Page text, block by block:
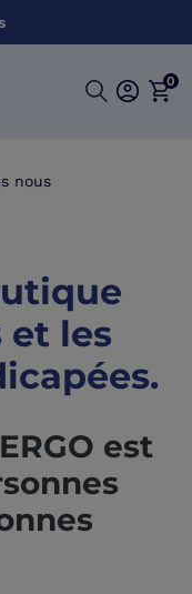
0
nous
et les
est